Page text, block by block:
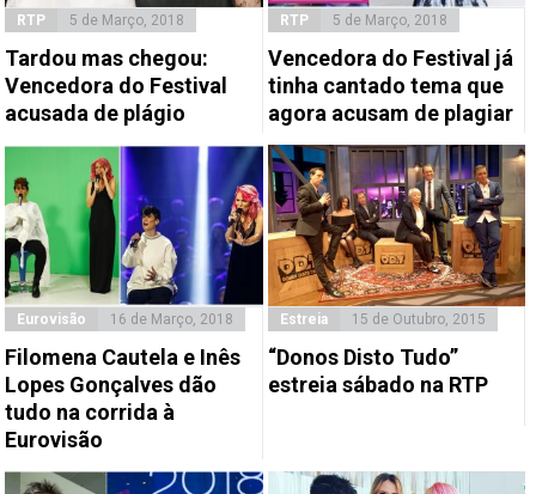
RTP 5 de Março, 2018
Tardou mas chegou:
Vencedora do Festival
acusada de plágio
RTP 5 de Março, 2018
Vencedora do Festival já
tinha cantado tema que
agora acusam de plagiar
Eurovisão 16 de Março, 2018
Filomena Cautela e Inês
Lopes Gonçalves dão
tudo na corrida à
Eurovisão
Estreia 15 de Outubro, 2015
“Donos Disto Tudo”
estreia sábado na RTP